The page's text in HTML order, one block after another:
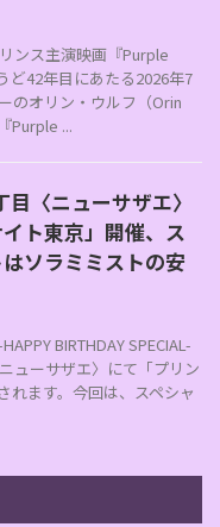
ンス主演映画『Purple
ど42年目にあたる2026年7
のオリン・ウルフ（Orin
Purple ...
〈ニューサザエ〉
ト東京」開催、ス
ソラミミストの安
BIRTHDAY SPECIAL-
ューサザエ〉にて「プリン
れます。今回は、スペシャ